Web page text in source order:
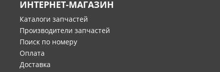
ИНТЕРНЕТ-МАГАЗИН
Каталоги запчастей
Производители запчастей
Поиск по номеру
Оплата
Доставка